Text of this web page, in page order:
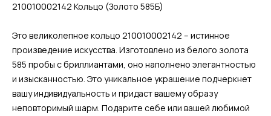
210010002142 Кольцо (Золото 585Б)
Это великолепное кольцо 210010002142 – истинное
произведение искусства. Изготовлено из белого золота
585 пробы с бриллиантами, оно наполнено элегантностью
и изысканностью. Это уникальное украшение подчеркнет
вашу индивидуальность и придаст вашему образу
неповторимый шарм. Подарите себе или вашей любимой